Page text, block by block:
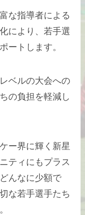
な指導者による
により、若手選
ートします。
ベルの大会への
の負担を軽減し
ー界に輝く新星
ティにもプラス
んなに少額で
な若手選手たち